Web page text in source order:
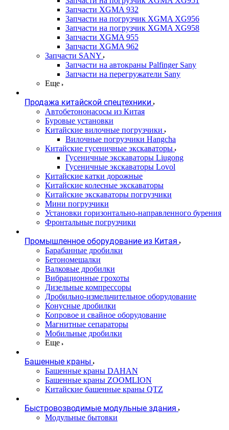
Запчасти XGMA 932
Запчасти на погрузчик XGMA XG956
Запчасти на погрузчик XGMA XG958
Запчасти XGMA 955
Запчасти XGMA 962
Запчасти SANY
Запчасти на автокраны Palfinger Sany
Запчасти на перегружатели Sany
Еще
Продажа китайской спецтехники
Автобетононасосы из Китая
Буровые установки
Китайские вилочные погрузчики
Вилочные погрузчики Hangcha
Китайские гусеничные экскаваторы
Гусеничные экскаваторы Liugong
Гусеничные экскаваторы Lovol
Китайские катки дорожные
Китайские колесные экскаваторы
Китайские экскаваторы погрузчики
Мини погрузчики
Установки горизонтально-направленного бурения
Фронтальные погрузчики
Промышленное оборудование из Китая
Барабанные дробилки
Бетономешалки
Валковые дробилки
Вибрационные грохоты
Дизельные компрессоры
Дробильно-измельчительное оборудование
Конусные дробилки
Копровое и свайное оборудование
Магнитные сепараторы
Мобильные дробилки
Еще
Башенные краны
Башенные краны DAHAN
Башенные краны ZOOMLION
Китайские башенные краны QTZ
Быстровозводимые модульные здания
Модульные бытовки